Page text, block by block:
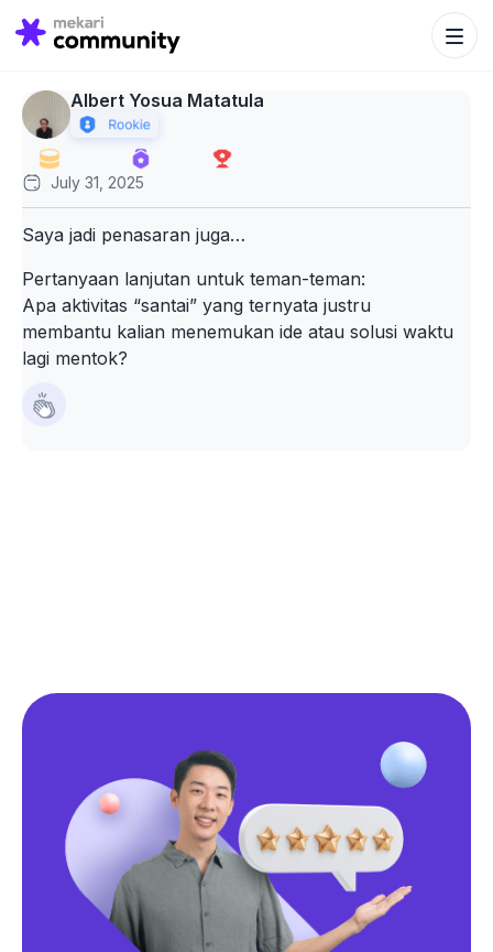
Search
for:
Search
Albert Yosua Matatula
July 31, 2025
Saya jadi penasaran juga…
Pertanyaan lanjutan untuk teman-teman:
Apa aktivitas “santai” yang ternyata justru
membantu kalian menemukan ide atau solusi waktu
lagi mentok?